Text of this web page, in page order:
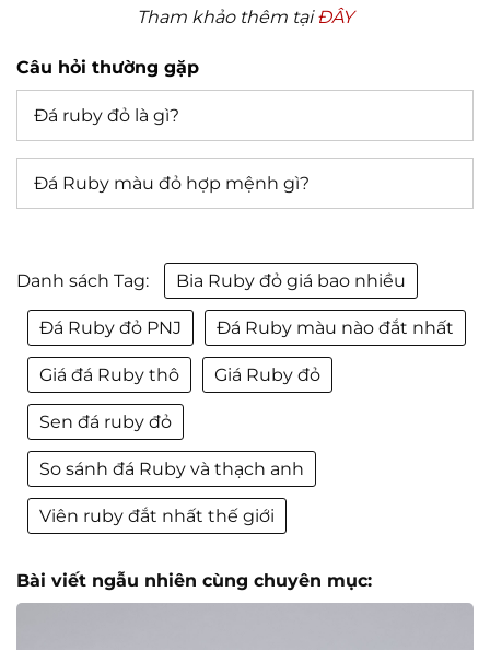
Tham khảo thêm tạiĐÂY
Câu hỏi thường gặp
Đá ruby đỏ là gì?
Đá Ruby màu đỏ hợp mệnh gì?
Danh sách Tag: Bia Ruby đỏ giá bao nhiều
Đá Ruby đỏ PNJ Đá Ruby màu nào đắt nhất
Giá đá Ruby thô Giá Ruby đỏ
Sen đá ruby đỏ
So sánh đá Ruby và thạch anh
Viên ruby đắt nhất thế giới
Bài viết ngẫu nhiên cùng chuyên mục: